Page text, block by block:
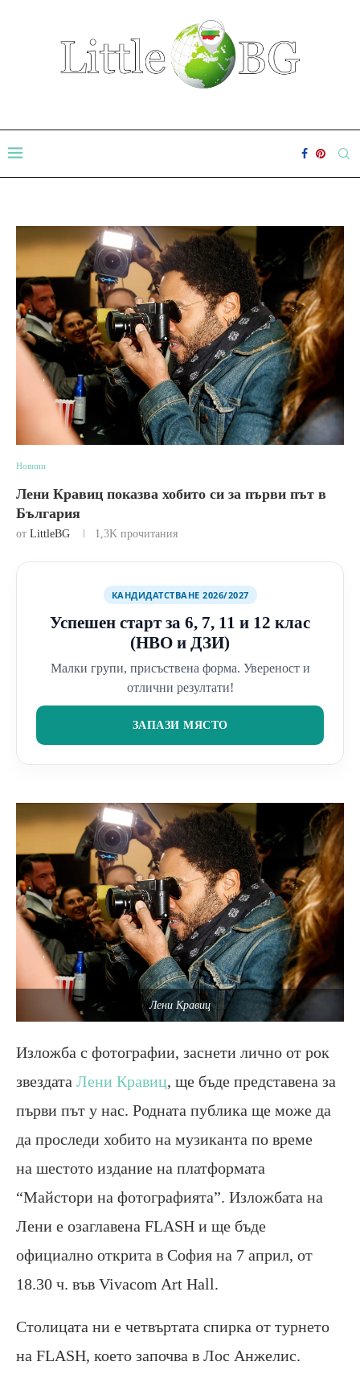
Новини
Лени Кравиц показва хобито си за първи път в
България
от LittleBG 1,3K прочитания
КАНДИДАТСТВАНЕ 2026/2027
Успешен старт за 6, 7, 11 и 12 клас
(НВО и ДЗИ)
Малки групи, присъствена форма. Увереност и
отлични резултати!
ЗАПАЗИ МЯСТО
Лени Кравиц
Изложба с фотографии, заснети лично от рок
звездата Лени Кравиц, ще бъде представена за
първи път у нас. Родната публика ще може да
да проследи хобито на музиканта по време
на шестото издание на платформата
“Майстори на фотографията”. Изложбата на
Лени е озаглавена FLASH и ще бъде
официално открита в София на 7 април, от
18.30 ч. във Vivacom Art Hall.
Столицата ни е четвъртата спирка от турнето
на FLASH, което започва в Лос Анжелис.